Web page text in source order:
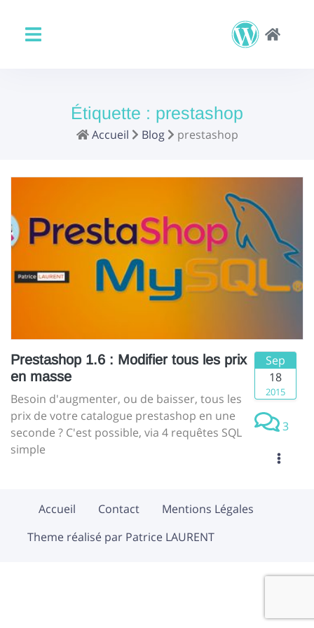
Étiquette : prestashop
Accueil Blog prestashop
Prestashop 1.6 : Modifier tous les prix
en masse
Besoin d'augmenter, ou de baisser, tous les
prix de votre catalogue prestashop en une
seconde ? C'est possible, via 4 requêtes SQL
simple
Sep
18
2015
3
Accueil Contact
Mentions Légales
Theme réalisé par Patrice LAURENT